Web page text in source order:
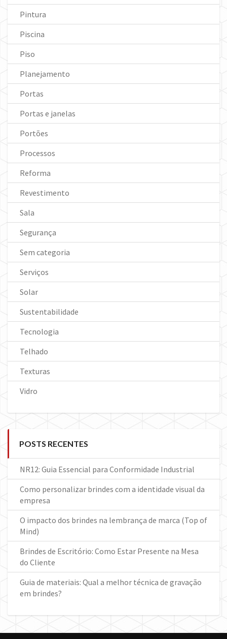
Pintura
Piscina
Piso
Planejamento
Portas
Portas e janelas
Portões
Processos
Reforma
Revestimento
Sala
Segurança
Sem categoria
Serviços
Solar
Sustentabilidade
Tecnologia
Telhado
Texturas
Vidro
POSTS RECENTES
NR12: Guia Essencial para Conformidade Industrial
Como personalizar brindes com a identidade visual da
empresa
O impacto dos brindes na lembrança de marca (Top of
Mind)
Brindes de Escritório: Como Estar Presente na Mesa
do Cliente
Guia de materiais: Qual a melhor técnica de gravação
em brindes?